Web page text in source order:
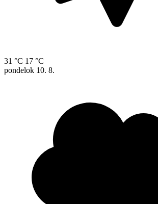
31 °C 17 °C
pondelok 10. 8.